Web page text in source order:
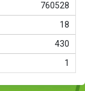
sát J2988
M666
760528
18
430
1